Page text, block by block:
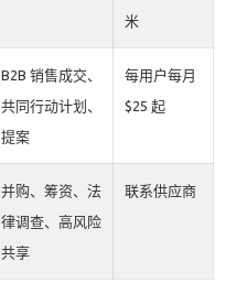
米
B2B 销售成交、
共同行动计划、
提案
每用户每月
$25 起
并购、筹资、法
律调查、高风险
共享
联系供应商